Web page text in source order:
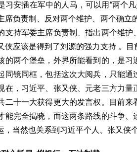
习安插在军中的人马，可以用“两个
席负责制、反对两个维护、两个确立
支持军委主席负责制、指出两个维护
侠应该是得到了刘源的强力支持 。
的两个堡垒，外界所能看到的，是
同镜同框，包括这次大阅兵，只能
在，习近平、张又侠、元老三方力
二十一大获得更大的发言权。目前
能完全揭晓，而这两条路线的斗争
，当然也关系到习近平个人、张又侠